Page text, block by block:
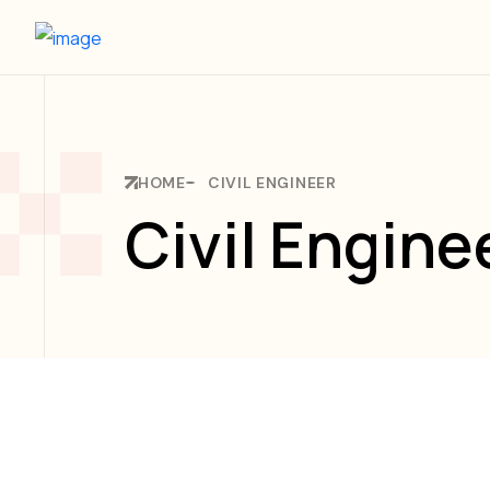
HOME CIVIL ENGINEER
Civil